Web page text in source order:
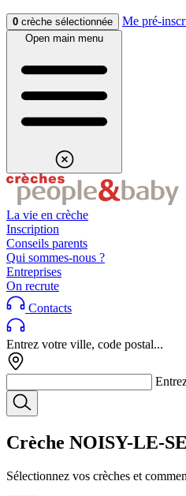
Aller au contenuAller au footer
0 crèche sélectionnée Me pré-
Open main menu
La vie en crèche
Inscription
Conseils parents
Qui sommes-nous ?
Entreprises
On recrute
Contacts
Entrez votre ville, code postal...
Crèche NOISY-LE-
Sélectionnez vos crèches et